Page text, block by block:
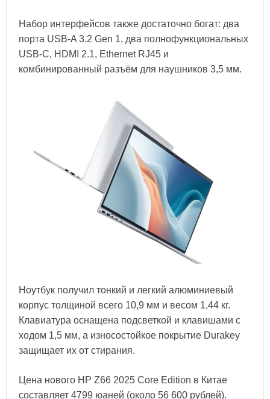
Набор интерфейсов также достаточно богат: два
порта USB-A 3.2 Gen 1, два полнофункциональных
USB-C, HDMI 2.1, Ethernet RJ45 и
комбинированный разъём для наушников 3,5 мм.
Ноутбук получил тонкий и легкий алюминиевый
корпус толщиной всего 10,9 мм и весом 1,44 кг.
Клавиатура оснащена подсветкой и клавишами с
ходом 1,5 мм, а износостойкое покрытие Durakey
защищает их от стирания.
Цена нового HP Z66 2025 Core Edition в Китае
составляет 4799 юаней (около 56 600 рублей).